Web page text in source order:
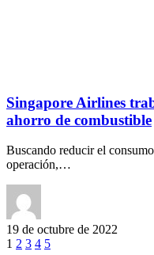
Singapore Airlines
ahorro de combustible
Buscando reducir el
operación,…
19 de octubre de 2022
1 2 3 4 5